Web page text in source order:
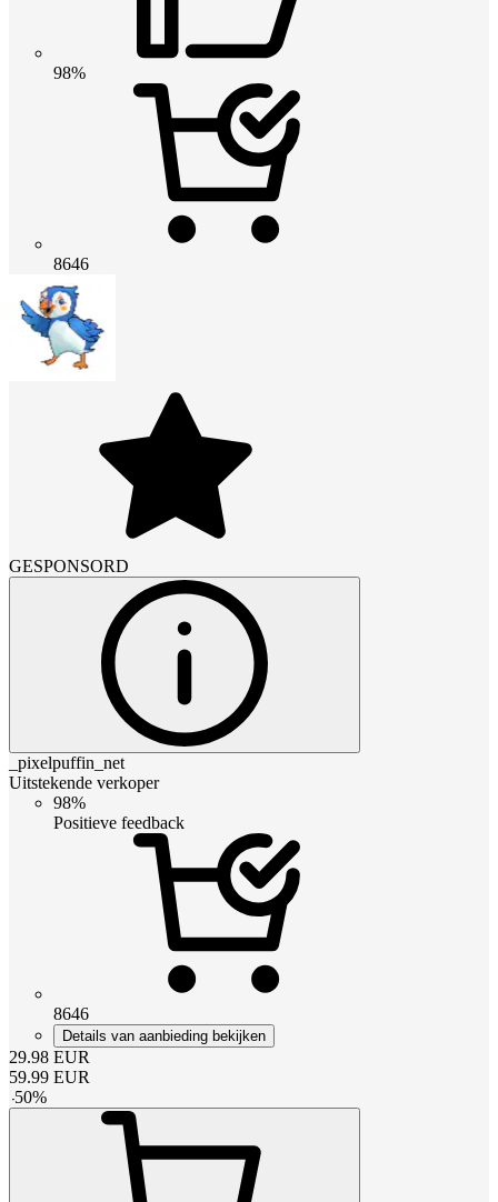
98%
8646
GESPONSORD
_pixelpuffin_net
Uitstekende verkoper
98%
Positieve feedback
8646
Details van aanbieding bekijken
29.98 EUR
59.99 EUR
-50%